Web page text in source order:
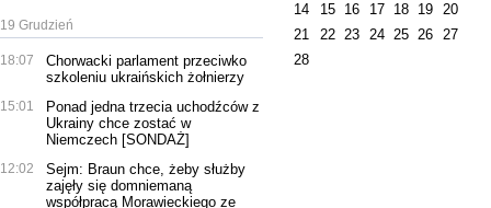
19 Grudzień
18:07
Chorwacki parlament przeciwko
szkoleniu ukraińskich żołnierzy
15:01
Ponad jedna trzecia uchodźców z
Ukrainy chce zostać w
Niemczech [SONDAŻ]
12:02
Sejm: Braun chce, żeby służby
zajęły się domniemaną
współpracą Morawieckiego ze
14
15 16 17 18 19 20
21
22 23 24 25 26 27
28